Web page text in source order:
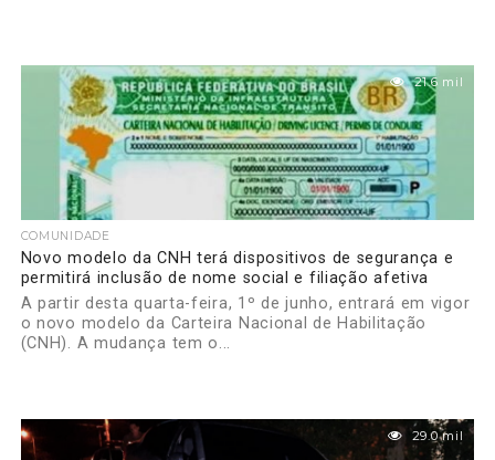
21.6 mil
COMUNIDADE
Novo modelo da CNH terá dispositivos de segurança e
permitirá inclusão de nome social e filiação afetiva
A partir desta quarta-feira, 1º de junho, entrará em vigor
o novo modelo da Carteira Nacional de Habilitação
(CNH). A mudança tem o...
29.0 mil